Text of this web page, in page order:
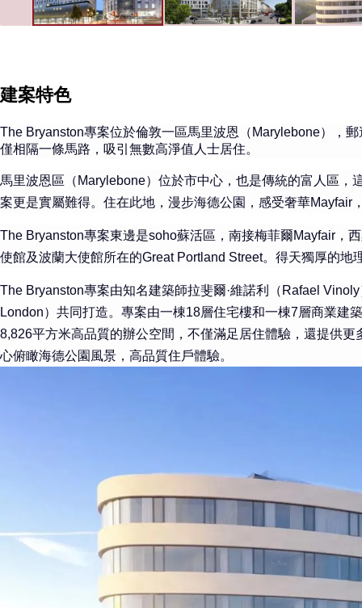
建案特色
The Bryanston專案位於倫敦一區馬里波恩（Marylebone），
僅相隔一條馬路，吸引無數高淨值人士居住。
馬里波恩區（Marylebone）位於市中心，也是傳統的富人區，
案更是實屬難得。住在此地，漫步海德公園，感受奢華Mayfair
The Bryanston專案東邊是soho蘇活區，南接梅菲爾Mayfair，
使館及波蘭大使館所在的Great Portland Street。得天獨厚的地
The Bryanston專案由知名建築師拉斐爾·維諾利（Rafael
London）共同打造。專案由一棟18層住宅樓和一棟7層商業建
8,826平方米高品質的辦公空間，不僅滿足居住體驗，還提供
心俯瞰海德公園風景，高品質住戶體驗。